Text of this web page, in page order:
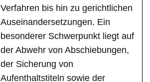
Verfahren bis hin zu gerichtlichen
Auseinandersetzungen. Ein
besonderer Schwerpunkt liegt auf
der Abwehr von Abschiebungen,
der Sicherung von
Aufenthaltstiteln sowie der